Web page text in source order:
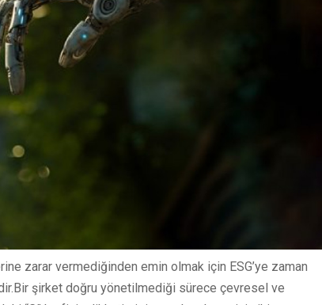
zarar vermediğinden emin olmak için ESG’ye zaman
şirket doğru yönetilmediği sürece çevresel ve